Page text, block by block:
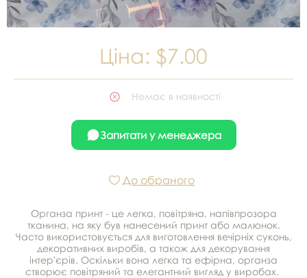
Ціна: $7.00
Немає в наявності
Запитати у менеджера
До обраного
Органза принт - це легка, повітряна, напівпрозора
тканина, на яку був нанесений принт або малюнок.
Часто використовується для виготовлення вечірніх суконь,
декоративних виробів, а також для декорування
інтер'єрів. Оскільки вона легка та ефірна, органза
створює повітряний та елегантний вигляд у виробах.